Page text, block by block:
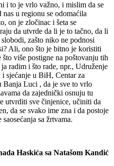
i to je vrlo važno, i mislim da se
u regionu se odomaćila
on je zločinac i šeta se
da utvrde da li je to tačno, da li
zašto niko ne podnosi
Ali, ono što je bitno je koristiti
više postigne na poštovanju tih
radim i što rade, npr., Udruženje
sjećanje u BiH, Centar za
Banja Luci , da je sve to vrlo
da zajednički osnuju tu
utvrditi sve činjenice, učiniti da
da se svako ime zna i da postoje
sa žrtvama.
Haskića sa Natašom Kandić